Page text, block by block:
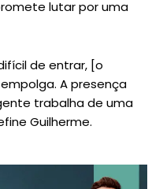
lutar por uma
de entrar, [o
A presença
trabalha de uma
Guilherme.